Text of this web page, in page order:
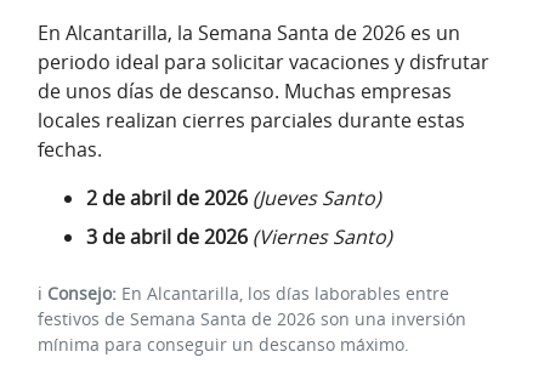
En Alcantarilla, la Semana Santa de 2026 es un
periodo ideal para solicitar vacaciones y disfrutar
de unos días de descanso. Muchas empresas
locales realizan cierres parciales durante estas
fechas.
2 de abril de 2026 (Jueves Santo)
3 de abril de 2026 (Viernes Santo)
ℹ️ Consejo: En Alcantarilla, los días laborables entre
festivos de Semana Santa de 2026 son una inversión
mínima para conseguir un descanso máximo.